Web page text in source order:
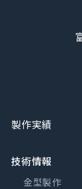
製作実績
技術情報
金型製作